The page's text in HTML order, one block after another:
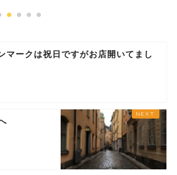
マークは祝日ですがお店開いてまし